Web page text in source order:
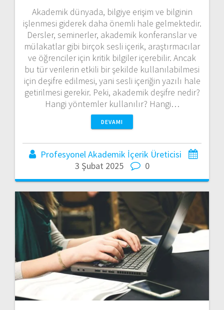
Akademik dünyada, bilgiye erişim ve bilginin
işlenmesi giderek daha önemli hale gelmektedir.
Dersler, seminerler, akademik konferanslar ve
mülakatlar gibi birçok sesli içerik, araştırmacılar
ve öğrenciler için kritik bilgiler içerebilir. Ancak
bu tür verilerin etkili bir şekilde kullanılabilmesi
için deşifre edilmesi, yani sesli içeriğin yazılı hale
getirilmesi gerekir. Peki, akademik deşifre nedir?
Hangi yöntemler kullanılır? Hangi…
DEVAMI
Profesyonel Akademik İçerik Üreticisi
3 Şubat 2025
0